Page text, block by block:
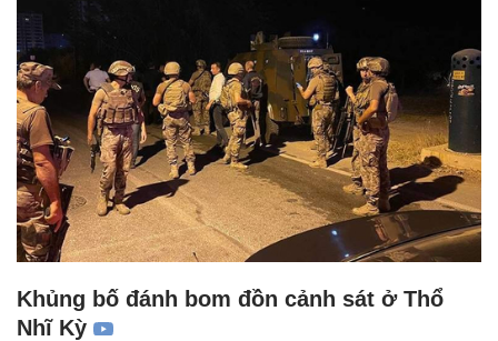
Khủng bố đánh bom đồn cảnh sát ở Thổ
Nhĩ Kỳ